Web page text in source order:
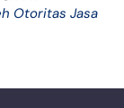
Otoritas Jasa